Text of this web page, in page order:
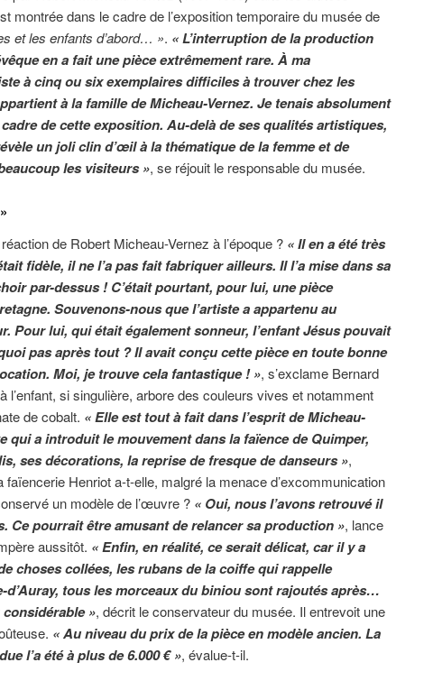
montrée dans le cadre de l’exposition temporaire du musée de
et les enfants d’abord… ». « L’interruption de la production
en a fait une pièce extrêmement rare. À ma
à cinq ou six exemplaires difficiles à trouver chez les
à la famille de Micheau-Vernez. Je tenais absolument
de cette exposition. Au-delà de ses qualités artistiques,
un joli clin d’œil à la thématique de la femme et de
les visiteurs », se réjouit le responsable du musée.
de Robert Micheau-Vernez à l’époque ? « Il en a été très
fidèle, il ne l’a pas fait fabriquer ailleurs. Il l’a mise dans sa
par-dessus ! C’était pourtant, pour lui, une pièce
Souvenons-nous que l’artiste a appartenu au
Pour lui, qui était également sonneur, l’enfant Jésus pouvait
pas après tout ? Il avait conçu cette pièce en toute bonne
Moi, je trouve cela fantastique ! », s’exclame Bernard
l’enfant, si singulière, arbore des couleurs vives et notamment
de cobalt. « Elle est tout à fait dans l’esprit de Micheau-
qui a introduit le mouvement dans la faïence de Quimper,
ses décorations, la reprise de fresque de danseurs »,
faïencerie Henriot a-t-elle, malgré la menace d’excommunication
un modèle de l’œuvre ? « Oui, nous l’avons retrouvé il
Ce pourrait être amusant de relancer sa production », lance
aussitôt. « Enfin, en réalité, ce serait délicat, car il y a
choses collées, les rubans de la coiffe qui rappelle
d’Auray, tous les morceaux du biniou sont rajoutés après…
considérable », décrit le conservateur du musée. Il entrevoit une
« Au niveau du prix de la pièce en modèle ancien. La
l’a été à plus de 6.000 € », évalue-t-il.